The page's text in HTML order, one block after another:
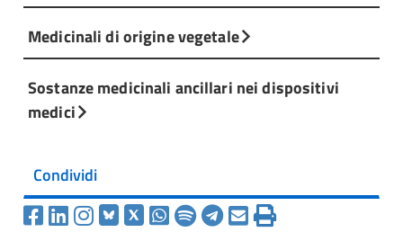
Medicinali di origine vegetale
Sostanze medicinali ancillari nei dispositivi
medici
Condividi